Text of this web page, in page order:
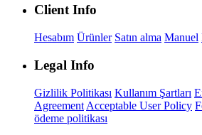
Client Info
Hesabım Ürünler Satın alma Manuel
Legal Info
Gizlilik Politikası Kullanım Şartları
Agreement Acceptable User Policy
ödeme politikası